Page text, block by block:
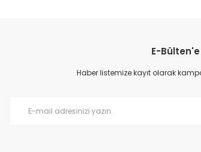
Ürün resmi kalitesiz, bozuk veya
Ürün açıklamasında eksik bilgiler bulunuyor.
E-
Haber listemize kayıt olarak